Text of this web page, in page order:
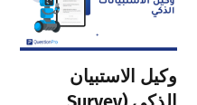
وكيل الاستبيان